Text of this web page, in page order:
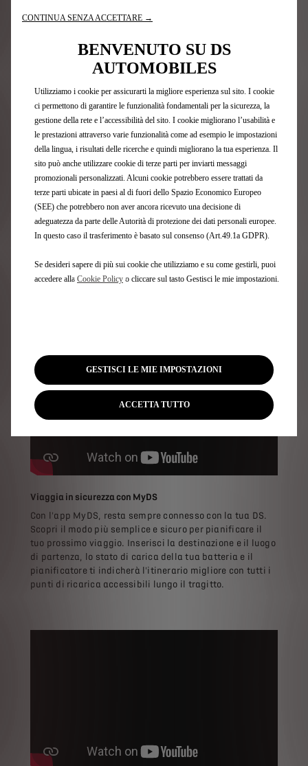
MYDS
Applicazione e-Routes
noiose del viaggio e concentrati su ciò che conta di più.
Sarà l'App e-Routes a occuparsi dell'itinerario, così che
Viaggia in sicurezza con MyDS
Con l'app MyDS, resta sempre connesso con la tua DS.
Scopri il modo più semplice e sicuro per pianificare il
tuo prossimo viaggio. Inserisci la destinazione e il luogo
di partenza, lo stato di carica della tua batteria e il
pianificatore ti indicherà l'itinerario migliore con tutti i
punti di ricarica accessibili lungo il tragitto.
CONTINUA SENZA ACCETTARE →
BENVENUTO SU DS
AUTOMOBILES
Utilizziamo i cookie per assicurarti la migliore esperienza sul sito. I cookie
ci permettono di garantire le funzionalità fondamentali per la sicurezza, la
gestione della rete e l’accessibilità del sito. I cookie migliorano l’usabilità e
le prestazioni attraverso varie funzionalità come ad esempio le impostazioni
della lingua, i risultati delle ricerche e quindi migliorano la tua esperienza. Il
sito può anche utilizzare cookie di terze parti per inviarti messaggi
promozionali personalizzati. Alcuni cookie potrebbero essere trattati da
terze parti ubicate in paesi al di fuori dello Spazio Economico Europeo
(SEE) che potrebbero non aver ancora ricevuto una decisione di
adeguatezza da parte delle Autorità di protezione dei dati personali europee.
In questo caso il trasferimento è basato sul consenso (Art.49.1a GDPR).
Se desideri sapere di più sui cookie che utilizziamo e su come gestirli, puoi
accedere alla Cookie Policy o cliccare sul tasto Gestisci le mie impostazioni.
GESTISCI LE MIE IMPOSTAZIONI
ACCETTA TUTTO